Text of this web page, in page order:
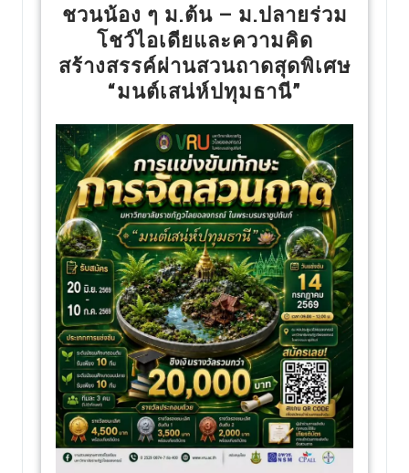
ชวนน้อง ๆ ม.ต้น – ม.ปลายร่วม
โชว์ไอเดียและความคิด
สร้างสรรค์ผ่านสวนถาดสุดพิเศษ
“มนต์เสน่ห์ปทุมธานี”